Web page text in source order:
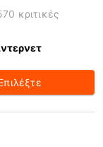
κριτικές